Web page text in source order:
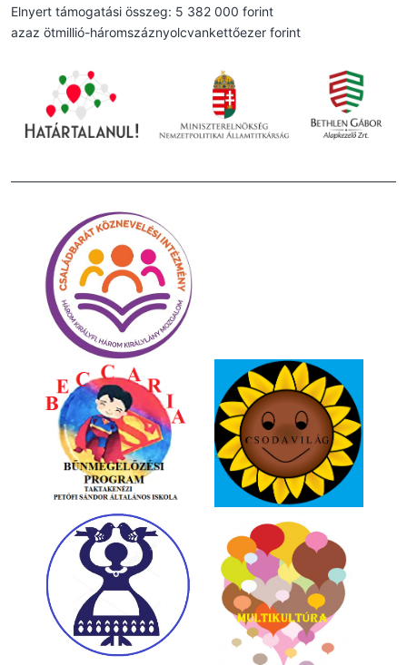
Elnyert támogatási összeg: 5 382 000 forint
azaz ötmillió-háromszáznyolcvankettőezer forint